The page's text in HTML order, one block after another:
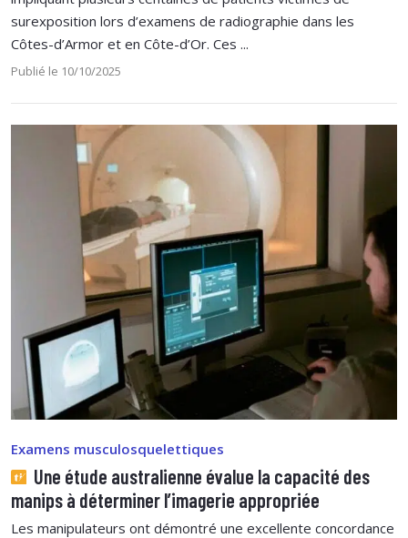
surexposition lors d’examens de radiographie dans les
Côtes-d’Armor et en Côte-d’Or. Ces ...
Publié le 10/10/2025
Examens musculosquelettiques
Une étude australienne évalue la capacité des
manips à déterminer l’imagerie appropriée
Les manipulateurs ont démontré une excellente concordance